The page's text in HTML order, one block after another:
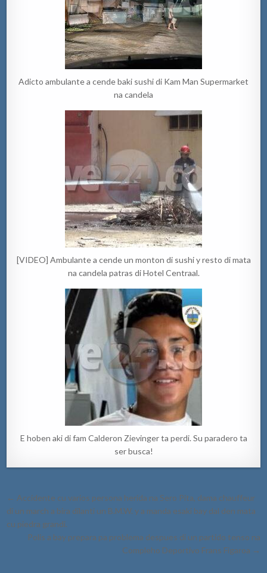
Adicto ambulante a cende baki sushi di Kam Man Supermarket
na candela
[VIDEO] Ambulante a cende un monton di sushi y resto di mata
na candela patras di Hotel Centraal.
E hoben aki di fam Calderon Zievinger ta perdi. Su paradero ta
ser busca!
Post
navigation
← Accidente cu varios persona herida na Sero Pita, dama chauffeur
di un march a bira dilanti un B.M.W. y a manda esaki bay dal den mata
cu piedra grandi.
Polis a bay prepara pa problema despues di un partido tenso na
Compleho Deportivo Frans Figaroa →